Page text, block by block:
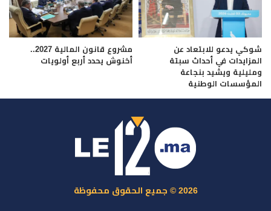
شوكي يدعو للابتعاد عن
المزايدات في أحداث سبتة
ومليلية ويشيد بنجاعة
المؤسسات الوطنية
مشروع قانون المالية 2027..
أخنوش يحدد أربع أولويات
2026 © جميع الحقوق محفوظة